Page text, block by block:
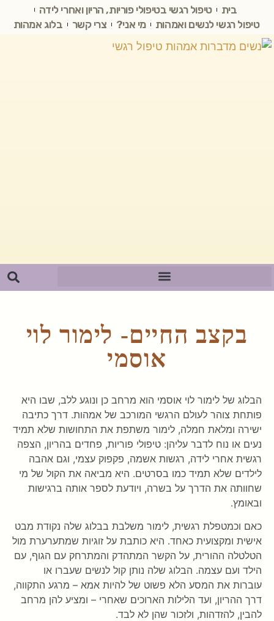
בית
טיפול רגשי בטיפולי פוריות, הריון ואחרי לידה
טיפול רגשי לנשים ואמהות
מי אני? צרי קשר בלוג אמהות
בקצב החיים- לימור לוי
אוסמי
הבלוג של לימור לוי אוסמי הוא מרחב כן ונוגע ללב, שבו היא
פותחת צוהר לעולם הרגשי המורכב של אמהות. דרך כתיבה
ישירה ומלאת חמלה, לימור משתפת את התחושות שלא תמיד
נעים או נוח לדבר עליהן: טיפולי פוריות, פחדים בהריון, הצפה
רגשית אחרי לידה, רגשות אשמה, פקפוק עצמי, וגם אהבה
לילדים שלא תמיד כמו בסרטים. היא מביאה את הקול של מי
שחוותה את הדרך על בשרה, ויודעת לספר אותה ברגישות
ובאומץ.
כאם וכמטפלת רגשית, לימור משלבת בבלוג שלה נקודת מבט
אישית ומקצועית כאחד. היא כותבת על זוגיות שמתערערת מול
הטלטלה ההורית, על הקשר המתהדק והמתרחק עם הגוף, עם
הילד ועם עצמה. הבלוג שלה נותן קול לנשים שעברו או
עוברות את המסע הלא פשוט של להיות אמא – מרגע התקווה,
דרך ההריון, ועד הלילות הארוכים שאחרי – ומציע להן מרחב
להבין, להזדהות, ולזכור שהן לא לבד.